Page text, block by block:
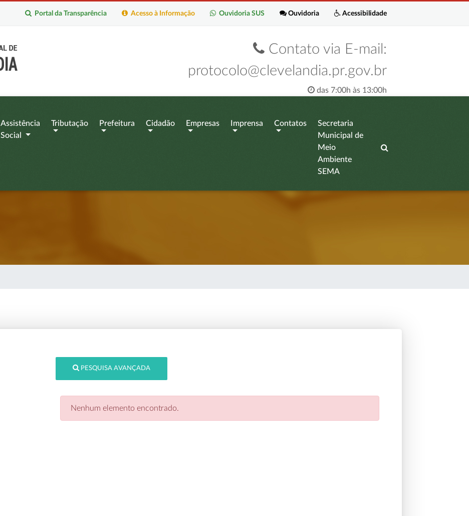
Acessibilidade
Ouvidoria
Ouvidoria SUS
Acesso à Informação
Portal da Transparência
Contato via E-mail:
protocolo@clevelandia.pr.gov.br
das 7:00h às 13:00h
Assistência
Social
Tributação Prefeitura Cidadão Empresas Imprensa Contatos
Secretaria
Municipal de
Meio
Ambiente
SEMA
PESQUISA AVANÇADA
Nenhum elemento encontrado.